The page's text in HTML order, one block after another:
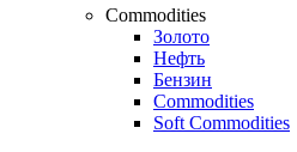
Commodities
Золото
Нефть
Бензин
Commodities
Soft Commodities